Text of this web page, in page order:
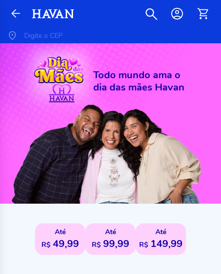
Todo mundo ama o
dia das mães Havan
Até
R$ 49,99
Até
R$ 99,99
Até
R$ 149,99